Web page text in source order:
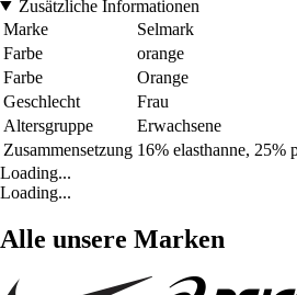
Zusätzliche Informationen
Marke
Selmark
Farbe
orange
Farbe
Orange
Geschlecht
Frau
Altersgruppe
Erwachsene
Zusammensetzung 16% elasthanne, 25%
Loading...
Loading...
Alle unsere Marken